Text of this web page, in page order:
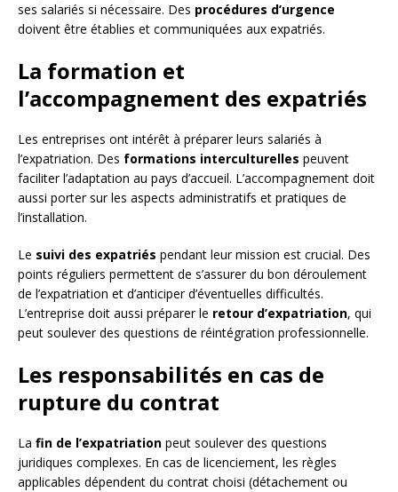
ses salariés si nécessaire. Des procédures d’urgence
doivent être établies et communiquées aux expatriés.
La formation et
l’accompagnement des expatriés
Les entreprises ont intérêt à préparer leurs salariés à
l’expatriation. Des formations interculturelles peuvent
faciliter l’adaptation au pays d’accueil. L’accompagnement doit
aussi porter sur les aspects administratifs et pratiques de
l’installation.
Le suivi des expatriés pendant leur mission est crucial. Des
points réguliers permettent de s’assurer du bon déroulement
de l’expatriation et d’anticiper d’éventuelles difficultés.
L’entreprise doit aussi préparer le retour d’expatriation, qui
peut soulever des questions de réintégration professionnelle.
Les responsabilités en cas de
rupture du contrat
La fin de l’expatriation peut soulever des questions
juridiques complexes. En cas de licenciement, les règles
applicables dépendent du contrat choisi (détachement ou